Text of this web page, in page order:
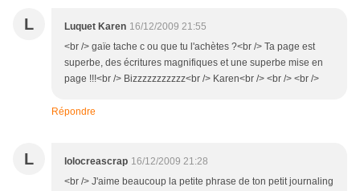
L Luquet Karen 16/12/2009 21:55
<br /> gaïe tache c ou que tu l'achètes ?<br /> Ta page est
superbe, des écritures magnifiques et une superbe mise en
page !!!<br /> Bizzzzzzzzzzz<br /> Karen<br /> <br /> <br />
Répondre
L lolocreascrap 16/12/2009 21:28
<br /> J'aime beaucoup la petite phrase de ton petit journaling